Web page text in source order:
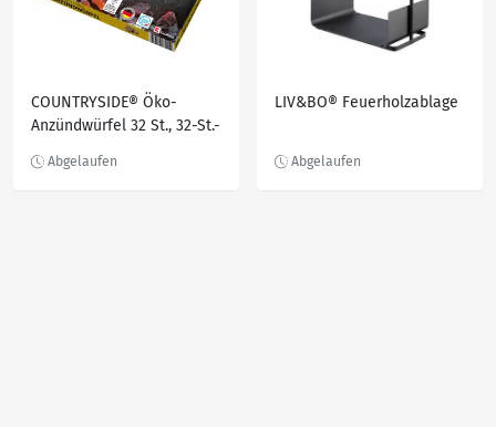
COUNTRYSIDE® Öko-
Anzündwürfel 32 St., 32-St.-
LIV&BO® Feuerholzablage